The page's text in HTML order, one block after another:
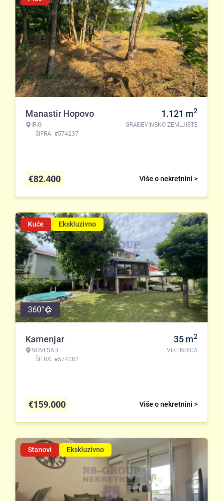
Manastir Hopovo
IRIG
ŠIFRA: #574237
1.121 m2
GRAĐEVINSKO ZEMLJIŠTE
Više o nekretnini >
€82.400
Kuće Ekskluzivno
360°
Kamenjar
NOVI SAD
ŠIFRA: #574082
35 m2
VIKENDICA
Više o nekretnini >
€159.000
Stanovi Ekskluzivno